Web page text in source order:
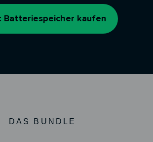
Batteriespeicher kaufen
DAS BUNDLE